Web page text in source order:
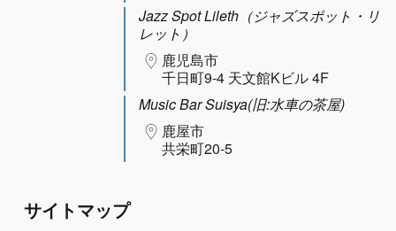
Jazz Spot Lileth（ジャズスポット・リ
レット）
鹿児島市
千日町9-4 天文館Kビル 4F
Music Bar Suisya(旧:水車の茶屋)
鹿屋市
共栄町20-5
サイトマップ